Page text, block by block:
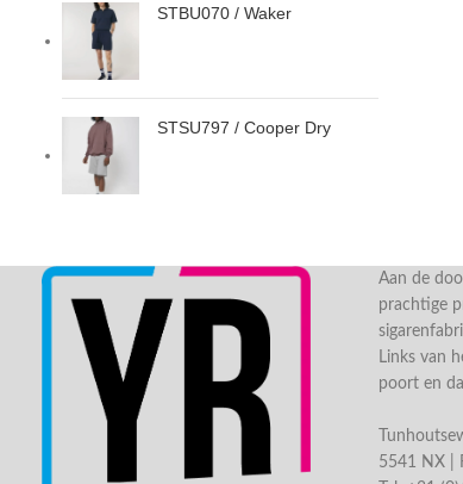
STBU070 / Waker
STSU797 / Cooper Dry
Aan de
prachtige
Links van
poort en
5541 NX |